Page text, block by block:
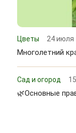
Цветы 24 июля
Многолетний
Сад и огород
🌿Основные